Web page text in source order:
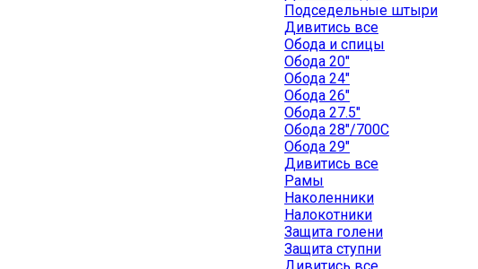
Подседельные штыри
Дивитись все
Обода и спицы
Обода 20"
Обода 24"
Обода 26"
Обода 27.5"
Обода 28"/700C
Обода 29"
Дивитись все
Рамы
Наколенники
Налокотники
Защита голени
Защита ступни